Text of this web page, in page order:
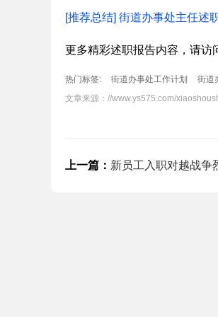
[推荐总结] 街道办事处主任述
更多精彩述职报告内容，请访
热门标签: 街道办事处工作计划 街道
计划
文章来源： //www.ys575.com/
上一篇： 新员工入职对越战争